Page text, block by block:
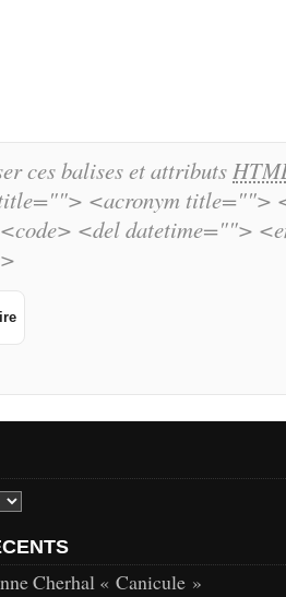
ces balises et attributs
<acronym title="">
<del datetime="">
Cherhal « Canicule »